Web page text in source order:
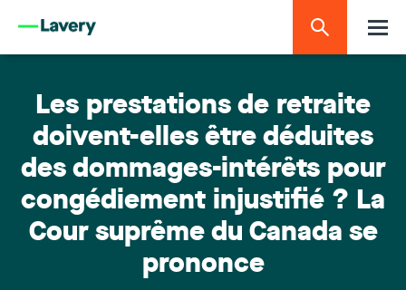
Les prestations de retraite
doivent-elles être déduites
des dommages-intérêts pour
congédiement injustifié ? La
Cour suprême du Canada se
prononce